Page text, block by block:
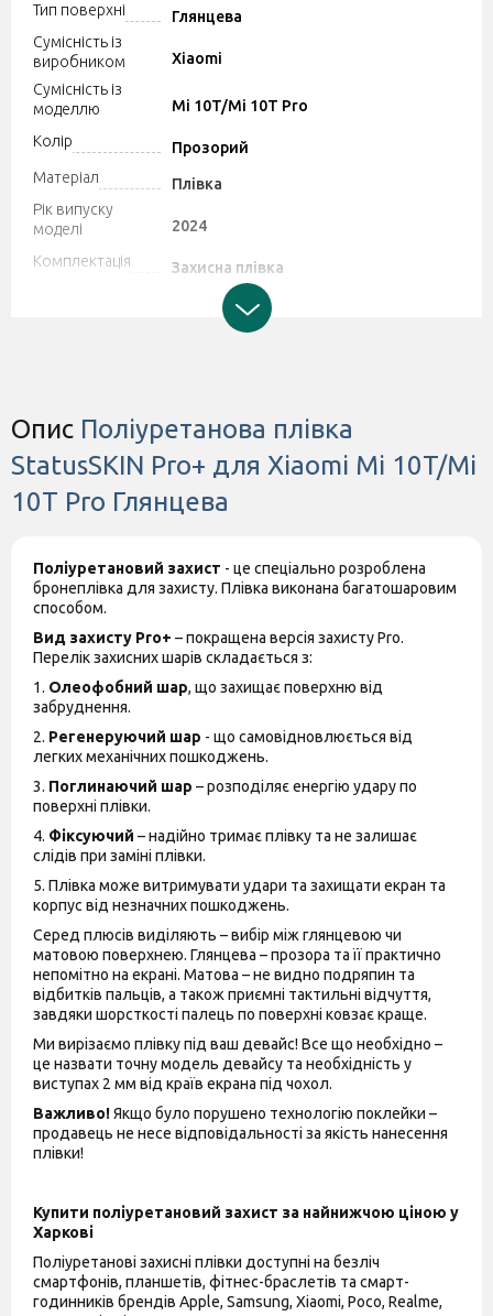
Тип поверхні
Глянцева
Сумісність із
виробником
Xiaomi
Сумісність із
моделлю
Mi 10T/Mi 10T Pro
Колір
Прозорий
Матеріал
Плівка
Рік випуску
моделі
2024
Комплектація
Захисна плівка
Виробник може змінювати
характеристики та комплектацію
Опис Поліуретанова плівка
StatusSKIN Pro+ для Xiaomi Mi 10T/Mi
10T Pro Глянцева
Поліуретановий захист - це спеціально розроблена
бронеплівка для захисту. Плівка виконана багатошаровим
способом.
Вид захисту Pro+ – покращена версія захисту Pro.
Перелік захисних шарів складається з:
1. Олеофобний шар, що захищає поверхню від
забруднення.
2. Регенеруючий шар - що самовідновлюється від
легких механічних пошкоджень.
3. Поглинаючий шар – розподіляє енергію удару по
поверхні плівки.
4. Фіксуючий – надійно тримає плівку та не залишає
слідів при заміні плівки.
5. Плівка може витримувати удари та захищати екран та
корпус від незначних пошкоджень.
Серед плюсів виділяють – вибір між глянцевою чи
матовою поверхнею. Глянцева – прозора та її практично
непомітно на екрані. Матова – не видно подряпин та
відбитків пальців, а також приємні тактильні відчуття,
завдяки шорсткості палець по поверхні ковзає краще.
Ми вирізаємо плівку під ваш девайс! Все що необхідно –
це назвати точну модель девайсу та необхідність у
виступах 2 мм від країв екрана під чохол.
Важливо!Якщо було порушено технологію поклейки –
продавець не несе відповідальності за якість нанесення
плівки!
Купити поліуретановий захист за найнижчою ціною у
Харкові
Поліуретанові захисні плівки доступні на безліч
смартфонів, планшетів, фітнес-браслетів та смарт-
годинників брендів Apple, Samsung, Xiaomi, Poco, Realme,